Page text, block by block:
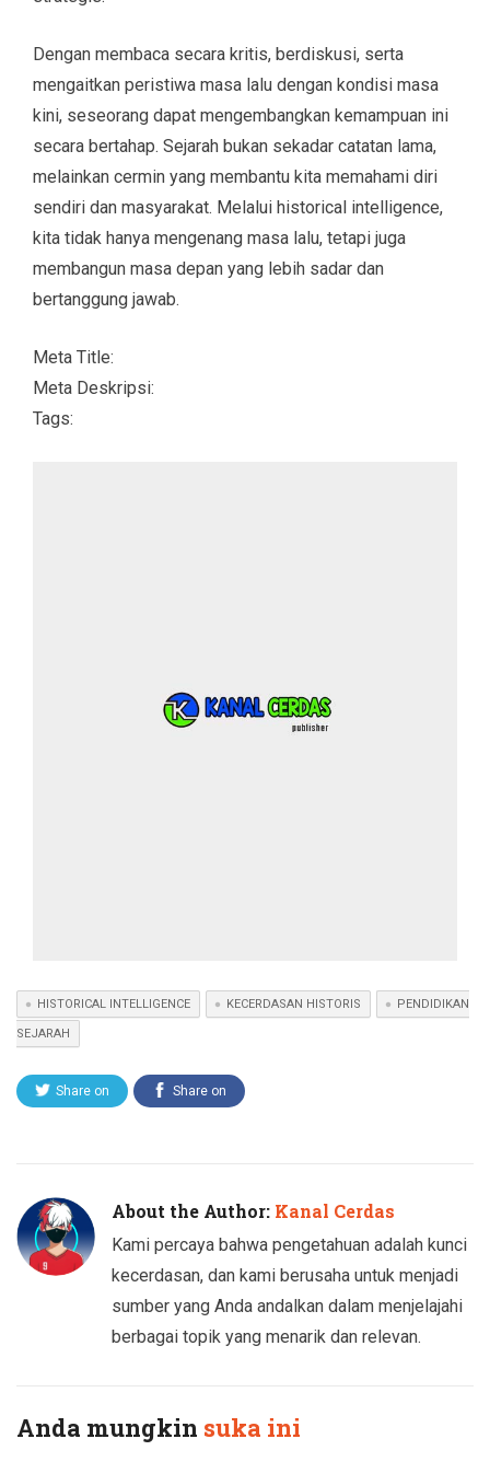
Dengan membaca secara kritis, berdiskusi, serta
mengaitkan peristiwa masa lalu dengan kondisi masa
kini, seseorang dapat mengembangkan kemampuan ini
secara bertahap. Sejarah bukan sekadar catatan lama,
melainkan cermin yang membantu kita memahami diri
sendiri dan masyarakat. Melalui historical intelligence,
kita tidak hanya mengenang masa lalu, tetapi juga
membangun masa depan yang lebih sadar dan
bertanggung jawab.
Meta Title:
Meta Deskripsi:
Tags:
HISTORICAL INTELLIGENCE KECERDASAN HISTORIS PENDIDIKAN
SEJARAH
Share on Share on
About the Author: Kanal Cerdas
Kami percaya bahwa pengetahuan adalah kunci
kecerdasan, dan kami berusaha untuk menjadi
sumber yang Anda andalkan dalam menjelajahi
berbagai topik yang menarik dan relevan.
Anda mungkin suka ini